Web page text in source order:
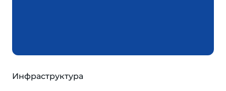
Инфраструктура